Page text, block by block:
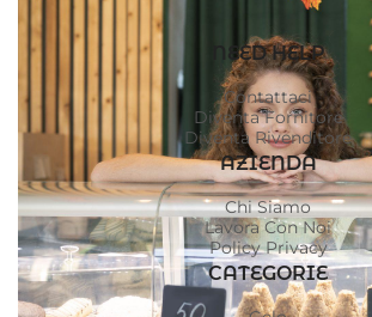
NEED HELP
Contattaci
Diventa Fornitore
Diventa Rivenditore
AZIENDA
Chi Siamo
Lavora Con Noi
Policy Privacy
CATEGORIE